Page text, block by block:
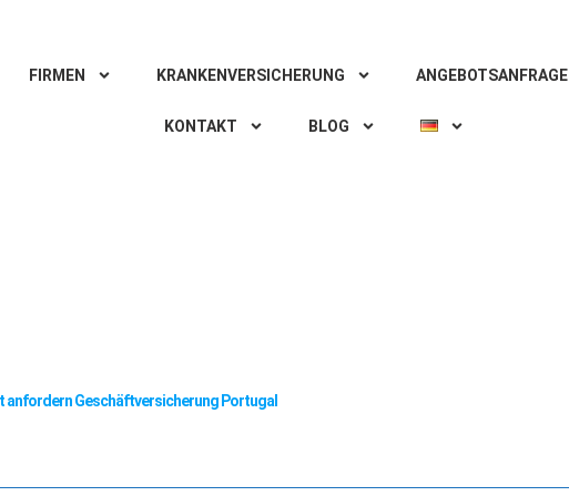
FIRMEN KRANKENVERSICHERUNG ANGEBOTSANFRAGE
KONTAKT BLOG
anfordern Geschäftversicherung Portugal